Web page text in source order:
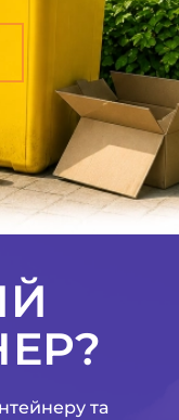
та